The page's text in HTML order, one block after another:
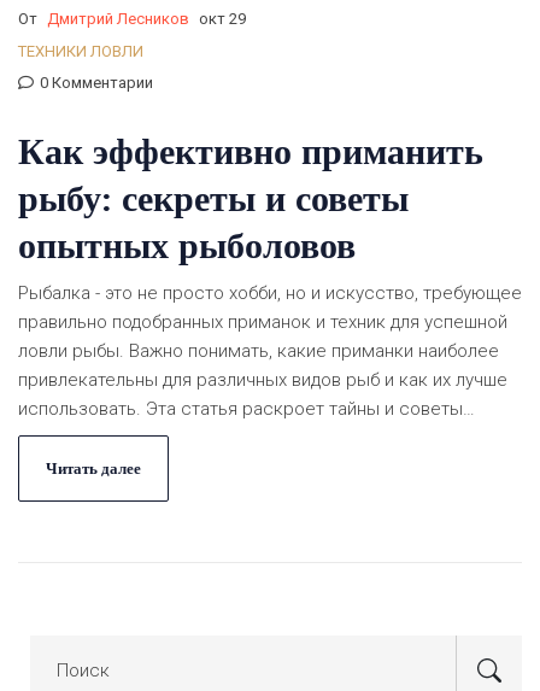
От Дмитрий Лесников окт 29
ТЕХНИКИ ЛОВЛИ
0 Комментарии
Как эффективно приманить
рыбу: секреты и советы
опытных рыболовов
Рыбалка - это не просто хобби, но и искусство, требующее
правильно подобранных приманок и техник для успешной
ловли рыбы. Важно понимать, какие приманки наиболее
привлекательны для различных видов рыб и как их лучше
использовать. Эта статья раскроет тайны и советы
опытных рыболовов, поможет найти эффективные
приманки и повысит вероятность успеха на рыбалке.
Читать далее